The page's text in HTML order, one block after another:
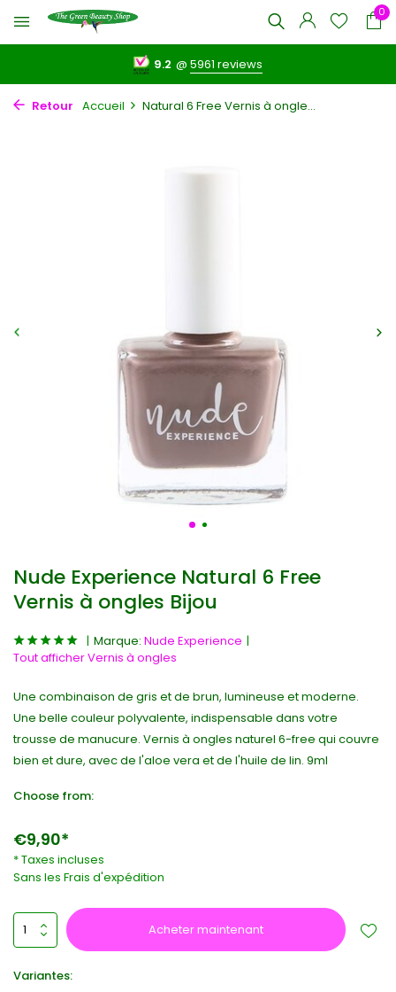
0
9.2 @5961 reviews
Retour Accueil Natural 6 Free Vernis à ongle...
Nude Experience Natural 6 Free
Vernis à ongles Bijou
Marque: Nude Experience
Tout afficher Vernis à ongles
Une combinaison de gris et de brun, lumineuse et moderne.
Une belle couleur polyvalente, indispensable dans votre
trousse de manucure. Vernis à ongles naturel 6-free qui couvre
bien et dure, avec de l'aloe vera et de l'huile de lin. 9ml
Choose from:
€9,90*
* Taxes incluses
Sans les Frais d'expédition
Acheter maintenant
Variantes: